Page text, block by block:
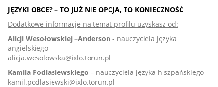
JĘZYKI OBCE? – TO JUŻ NIE OPCJA, TO KONIECZNOŚĆ
Dodatkowe informacje na temat profilu uzyskasz od:
Alicji Wesołowskiej –Anderson - nauczyciela języka
angielskiego
alicja.wesolowska@ixlo.torun.pl
Kamila Podlasiewskiego – nauczyciela języka hiszpańskiego
kamil.podlasiewski@ixlo.torun.pl